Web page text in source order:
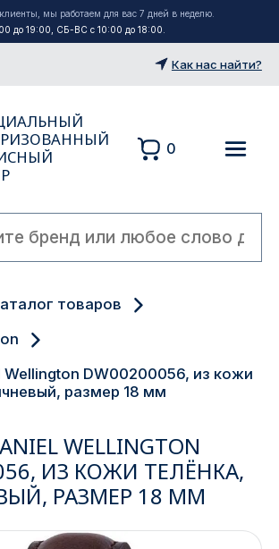
мы работаем для вас 7 дней в неделю.
до 19:00, СБ-ВС с 10:00 до 18:00.
Как нас найти?
0
товаров
DW00200056, из кожи
размер 18 мм
WELLINGTON
ИЗ КОЖИ ТЕЛЁНКА,
РАЗМЕР 18 ММ